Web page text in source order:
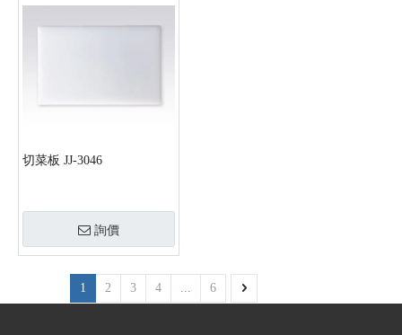
切菜板 JJ-3046
詢價
1 2 3 4 6